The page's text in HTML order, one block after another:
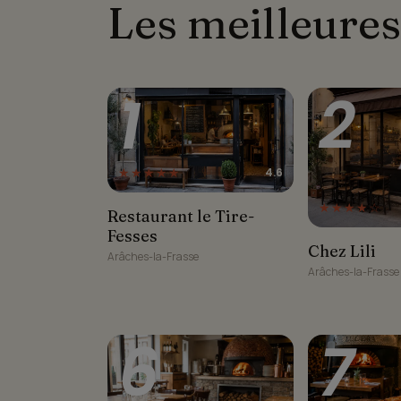
Les
Restaurant le Tire-Fesses
1
★★★★★ 4.6
Restaurant le Tire-
Fesses
Arâches-la-Frasse
Chez Lili
2
★★★★☆
Chez Lili
Arâches-la-Frasse
6 7